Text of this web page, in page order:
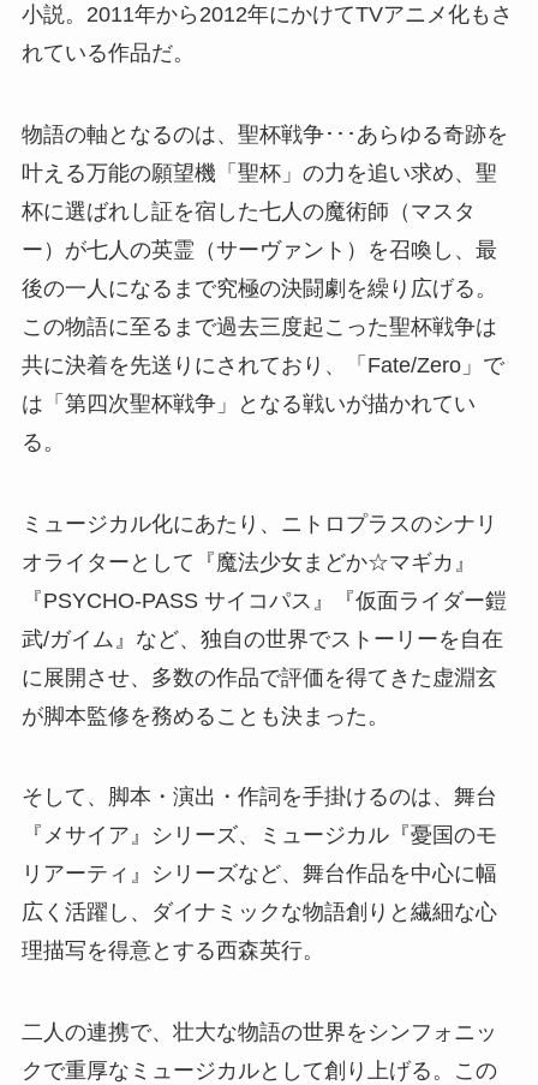
小説。2011年から2012年にかけてTVアニメ化もさ
れている作品だ。
物語の軸となるのは、聖杯戦争･･･あらゆる奇跡を
叶える万能の願望機「聖杯」の力を追い求め、聖
杯に選ばれし証を宿した七人の魔術師（マスタ
ー）が七人の英霊（サーヴァント）を召喚し、最
後の一人になるまで究極の決闘劇を繰り広げる。
この物語に至るまで過去三度起こった聖杯戦争は
共に決着を先送りにされており、「Fate/Zero」で
は「第四次聖杯戦争」となる戦いが描かれてい
る。
ミュージカル化にあたり、ニトロプラスのシナリ
オライターとして『魔法少女まどか☆マギカ』
『PSYCHO-PASS サイコパス』『仮面ライダー鎧
武/ガイム』など、独自の世界でストーリーを自在
に展開させ、多数の作品で評価を得てきた虚淵玄
が脚本監修を務めることも決まった。
そして、脚本・演出・作詞を手掛けるのは、舞台
『メサイア』シリーズ、ミュージカル『憂国のモ
リアーティ』シリーズなど、舞台作品を中心に幅
広く活躍し、ダイナミックな物語創りと繊細な心
理描写を得意とする西森英行。
二人の連携で、壮大な物語の世界をシンフォニッ
クで重厚なミュージカルとして創り上げる。この